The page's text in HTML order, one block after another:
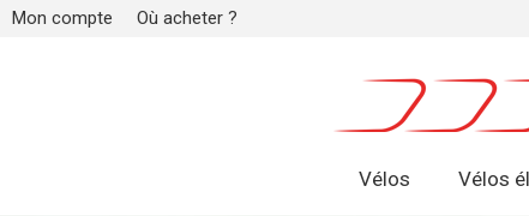
Mon compte Où acheter ?
Vélos Vélos